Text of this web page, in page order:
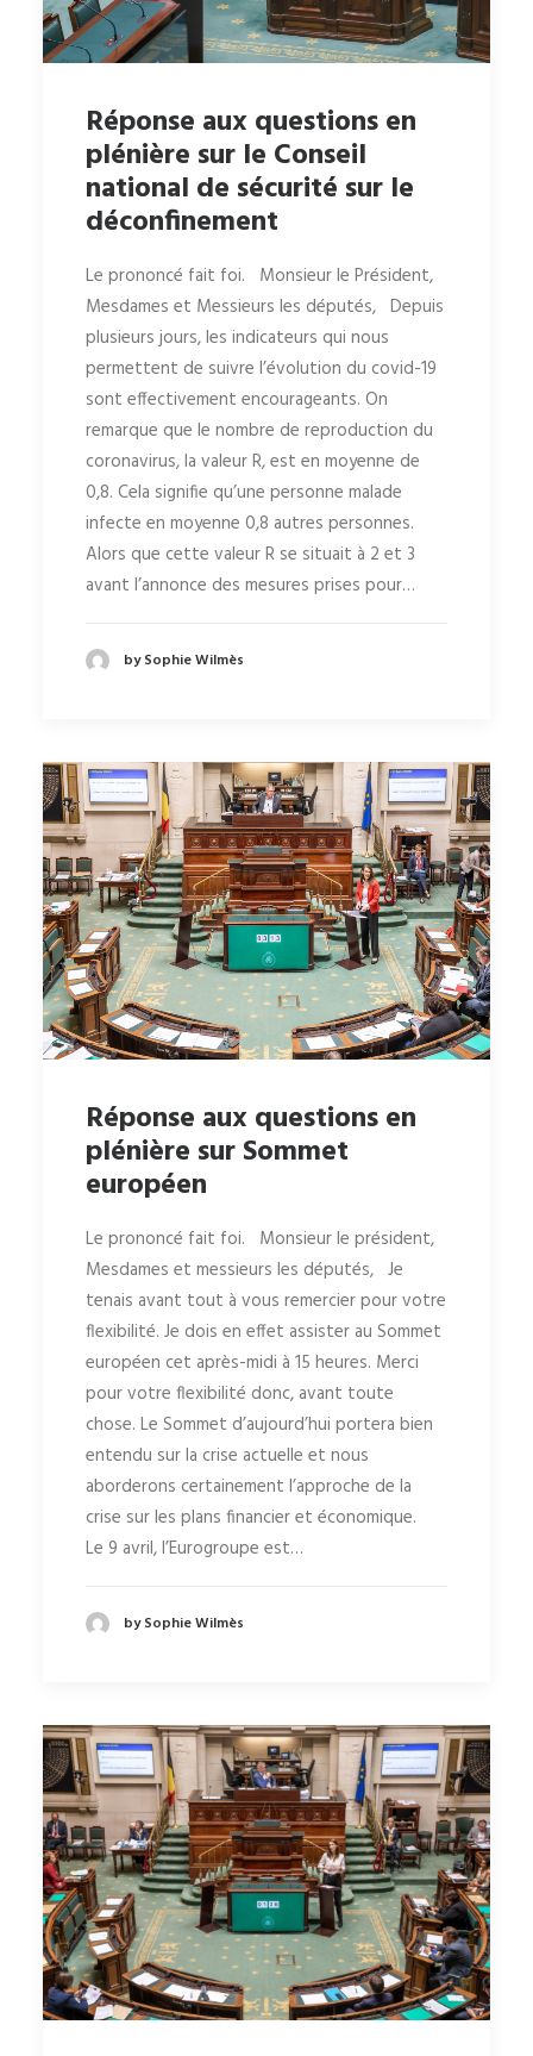
Réponse aux questions en
plénière sur le Conseil
national de sécurité sur le
déconfinement
Le prononcé fait foi. Monsieur le Président,
Mesdames et Messieurs les députés, Depuis
plusieurs jours, les indicateurs qui nous
permettent de suivre l’évolution du covid-19
sont effectivement encourageants. On
remarque que le nombre de reproduction du
coronavirus, la valeur R, est en moyenne de
0,8. Cela signifie qu’une personne malade
infecte en moyenne 0,8 autres personnes.
Alors que cette valeur R se situait à 2 et 3
avant l’annonce des mesures prises pour…
by Sophie Wilmès
Réponse aux questions en
plénière sur Sommet
européen
Le prononcé fait foi. Monsieur le président,
Mesdames et messieurs les députés, Je
tenais avant tout à vous remercier pour votre
flexibilité. Je dois en effet assister au Sommet
européen cet après-midi à 15 heures. Merci
pour votre flexibilité donc, avant toute
chose. Le Sommet d’aujourd’hui portera bien
entendu sur la crise actuelle et nous
aborderons certainement l’approche de la
crise sur les plans financier et économique.
Le 9 avril, l’Eurogroupe est…
by Sophie Wilmès